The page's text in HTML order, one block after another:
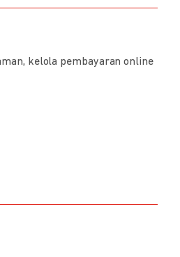
kelola pembayaran online